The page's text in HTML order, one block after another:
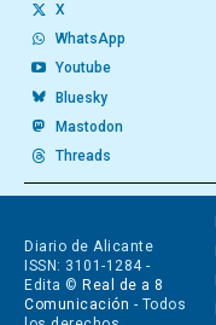
X
WhatsApp
Youtube
Bluesky
Mastodon
Threads
Diario de Alicante
ISSN: 3101-1284 -
Edita © Real de a 8
Comunicación - Todos